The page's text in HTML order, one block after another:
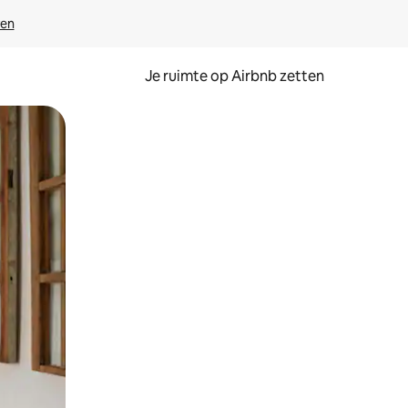
Je ruimte op Airbnb zetten
of swipen.